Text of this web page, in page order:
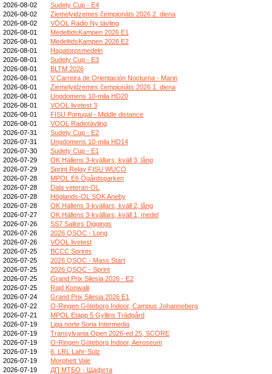
2026-08-02
Sudety Cup - E4
2026-08-02
Ziemeļvidzemes čempionāts 2026 2. diena
2026-08-02
VÖOL Radio Ny tävling
2026-08-01
MedeltidsKampen 2026 E1
2026-08-01
MedeltidsKampen 2026 E2
2026-08-01
Hagatorpsmedeln
2026-08-01
Sudety Cup - E3
2026-08-01
BLTM 2026
2026-08-01
V Carreira de Orientación Nocturna - Marin
2026-08-01
Ziemeļvidzemes čempionāts 2026 1. diena
2026-08-01
Ungdomens 10-mila HD20
2026-08-01
VOOL livetest 3
2026-08-01
FISU Portugal - Middle distance
2026-08-01
VOOL Radiotävling
2026-07-31
Sudety Cup - E2
2026-07-31
Ungdomens 10-mila HD14
2026-07-30
Sudety Cup - E1
2026-07-29
OK Hällens 3-kvällars, kväll 3, lång
2026-07-29
Sprint Relay FISU WUCO
2026-07-28
MPOL E6 Ögårdsparken
2026-07-28
Dala veteran-OL
2026-07-28
Höglands-OL SOK Aneby
2026-07-28
OK Hällens 3-kvällars, kväll 2, lång
2026-07-27
OK Hällens 3-kvällars, kväll 1, medel
2026-07-26
SS7 Sailors Diggings
2026-07-26
2026 QSOC - Long
2026-07-26
VÖOL livetest
2026-07-25
BCCC Sprints
2026-07-25
2026 QSOC - Mass Start
2026-07-25
2026 QSOC - Sprint
2026-07-25
Grand Prix Silesia 2026 - E2
2026-07-25
Rajd Konwalii
2026-07-24
Grand Prix Silesia 2026 E1
2026-07-22
O-Ringen Göteborg Indoor, Campus Johanneberg
2026-07-21
MPOL Etapp 5 Gyllins Trädgård
2026-07-19
Liga norte Soria Intermedia
2026-07-19
Transylvania Open 2026-ed.25, SCORE
2026-07-19
O-Ringen Göteborg Indoor, Aeroseum
2026-07-19
6. LRL Lahr-Sulz
2026-07-19
Morphett Vale
2026-07-19
ДП МТБО - Щафета